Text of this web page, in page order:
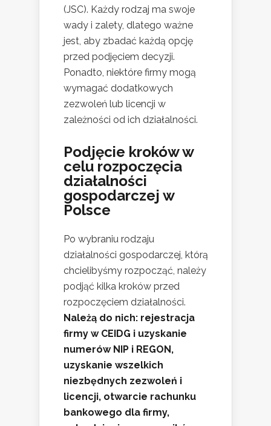
(JSC). Każdy rodzaj ma swoje
wady i zalety, dlatego ważne
jest, aby zbadać każdą opcję
przed podjęciem decyzji.
Ponadto, niektóre firmy mogą
wymagać dodatkowych
zezwoleń lub licencji w
zależności od ich działalności.
Podjęcie kroków w
celu rozpoczęcia
działalności
gospodarczej w
Polsce
Po wybraniu rodzaju
działalności gospodarczej, którą
chcielibyśmy rozpocząć, należy
podjąć kilka kroków przed
rozpoczęciem działalności.
Należą do nich: rejestracja
firmy w CEIDG i uzyskanie
numerów NIP i REGON,
uzyskanie wszelkich
niezbędnych zezwoleń i
licencji, otwarcie rachunku
bankowego dla firmy,